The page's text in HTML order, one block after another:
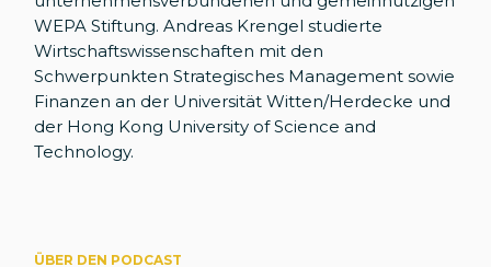
WEPA Stiftung. Andreas Krengel studierte
Wirtschaftswissenschaften mit den
Schwerpunkten Strategisches Management sowie
Finanzen an der Universität Witten/Herdecke und
der Hong Kong University of Science and
Technology.
ÜBER DEN PODCAST